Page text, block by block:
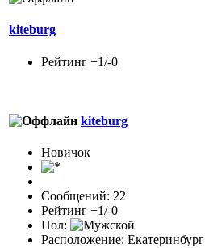
kiteburg
Рейтинг +1/-0
kiteburg
Новичок
Сообщений: 22
Рейтинг +1/-0
Пол:
Расположение: Екатеринбург